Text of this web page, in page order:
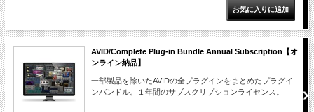
AVID/Complete Plug-in Bundle Annual Subscription【オ
ンライン納品】
一部製品を除いたAVIDの全プラグインをまとめたプラグイ
ンバンドル。１年間のサブスクリプションライセンス。